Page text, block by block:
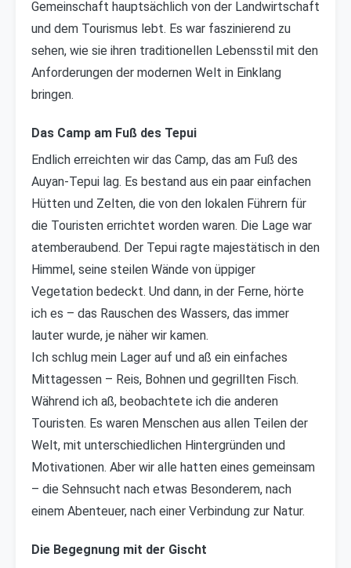
Gemeinschaft hauptsächlich von der Landwirtschaft
und dem Tourismus lebt. Es war faszinierend zu
sehen, wie sie ihren traditionellen Lebensstil mit den
Anforderungen der modernen Welt in Einklang
bringen.
Das Camp am Fuß des Tepui
Endlich erreichten wir das Camp, das am Fuß des
Auyan-Tepui lag. Es bestand aus ein paar einfachen
Hütten und Zelten, die von den lokalen Führern für
die Touristen errichtet worden waren. Die Lage war
atemberaubend. Der Tepui ragte majestätisch in den
Himmel, seine steilen Wände von üppiger
Vegetation bedeckt. Und dann, in der Ferne, hörte
ich es – das Rauschen des Wassers, das immer
lauter wurde, je näher wir kamen.
Ich schlug mein Lager auf und aß ein einfaches
Mittagessen – Reis, Bohnen und gegrillten Fisch.
Während ich aß, beobachtete ich die anderen
Touristen. Es waren Menschen aus allen Teilen der
Welt, mit unterschiedlichen Hintergründen und
Motivationen. Aber wir alle hatten eines gemeinsam
– die Sehnsucht nach etwas Besonderem, nach
einem Abenteuer, nach einer Verbindung zur Natur.
Die Begegnung mit der Gischt